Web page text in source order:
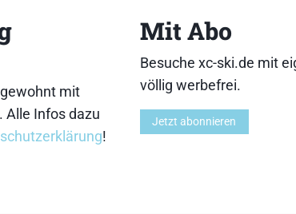
Sprinter Alexey Petukhov geschlagen
zweiten Russen Nikolay Morilov das
einreihen. Der 20-Jährige ist ein
in Hinterzarten die
als Schnellster im Prolog unterwegs
im Finale wiederholen, wo ihn gegen Ende
Positives und Negatives zu
mit
Alle Infos dazu
!
Mit Abo
Besuche xc-ski.de mit
völlig werbefrei.
Jetzt abonnieren